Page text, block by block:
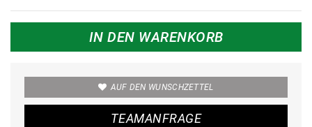
IN DEN WARENKORB
AUF DEN WUNSCHZETTEL
TEAMANFRAGE